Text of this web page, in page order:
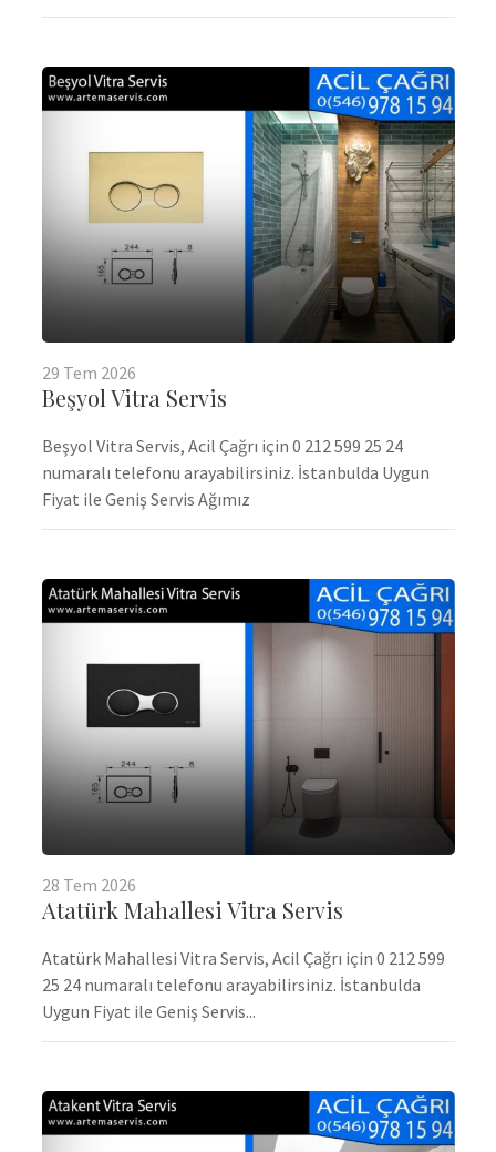
29 Tem 2026
Beşyol Vitra Servis
Beşyol Vitra Servis, Acil Çağrı için 0 212 599 25 24
numaralı telefonu arayabilirsiniz. İstanbulda Uygun
Fiyat ile Geniş Servis Ağımız
28 Tem 2026
Atatürk Mahallesi Vitra Servis
Atatürk Mahallesi Vitra Servis, Acil Çağrı için 0 212 599
25 24 numaralı telefonu arayabilirsiniz. İstanbulda
Uygun Fiyat ile Geniş Servis...